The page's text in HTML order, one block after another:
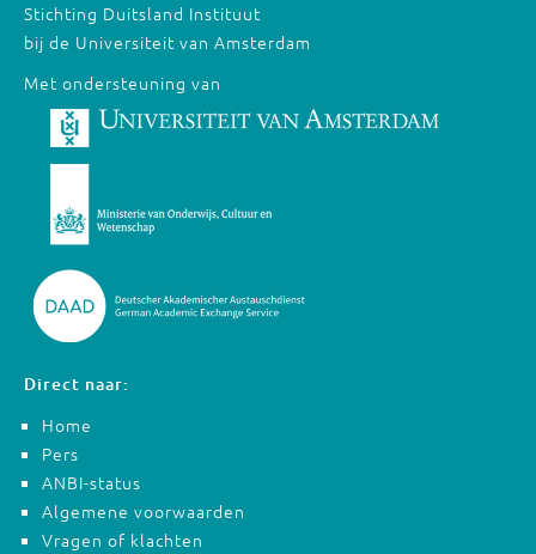
Stichting Duitsland Instituut
bij de Universiteit van Amsterdam
Met ondersteuning van
Direct naar:
Home
Pers
ANBI-status
Algemene voorwaarden
Vragen of klachten